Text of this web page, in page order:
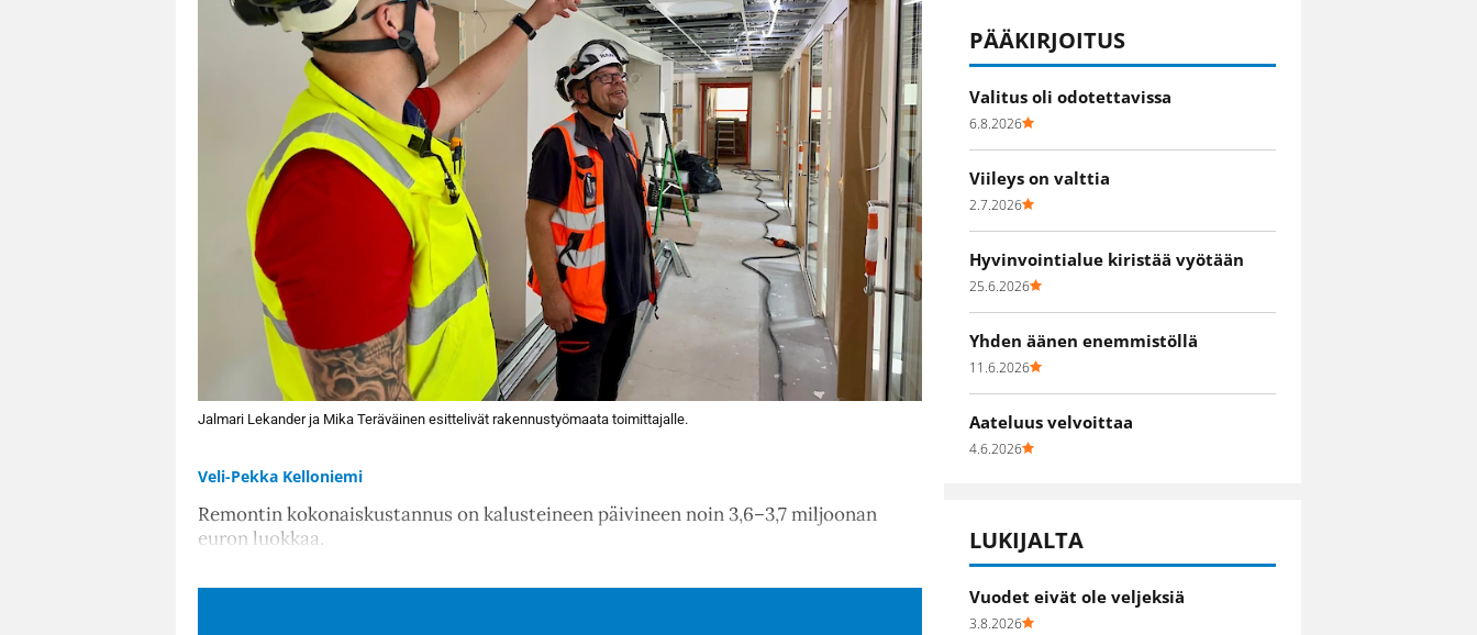
Jalmari Lekander ja Mika Teräväinen esittelivät rakennustyömaata toimittajalle.
Veli-Pekka Kelloniemi
Remontin kokonaiskustannus on kalusteineen päivineen noin 3,6–3,7 miljoonan
euron luokkaa.
PÄÄKIRJOITUS
Valitus oli odotettavissa
6.8.2026
Viileys on valttia
2.7.2026
Hyvinvointialue kiristää vyötään
25.6.2026
Yhden äänen enemmistöllä
11.6.2026
Aateluus velvoittaa
4.6.2026
LUKIJALTA
Vuodet eivät ole veljeksiä
3.8.2026